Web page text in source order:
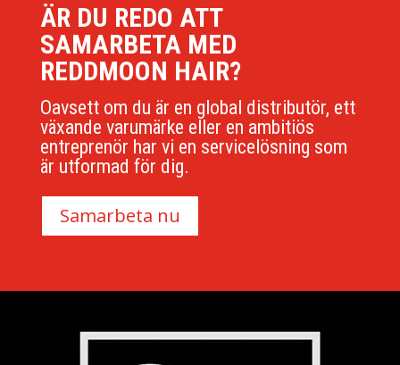
ÄR DU REDO ATT
SAMARBETA MED
REDDMOON HAIR?
Oavsett om du är en global distributör, ett
växande varumärke eller en ambitiös
entreprenör har vi en servicelösning som
är utformad för dig.
Samarbeta nu